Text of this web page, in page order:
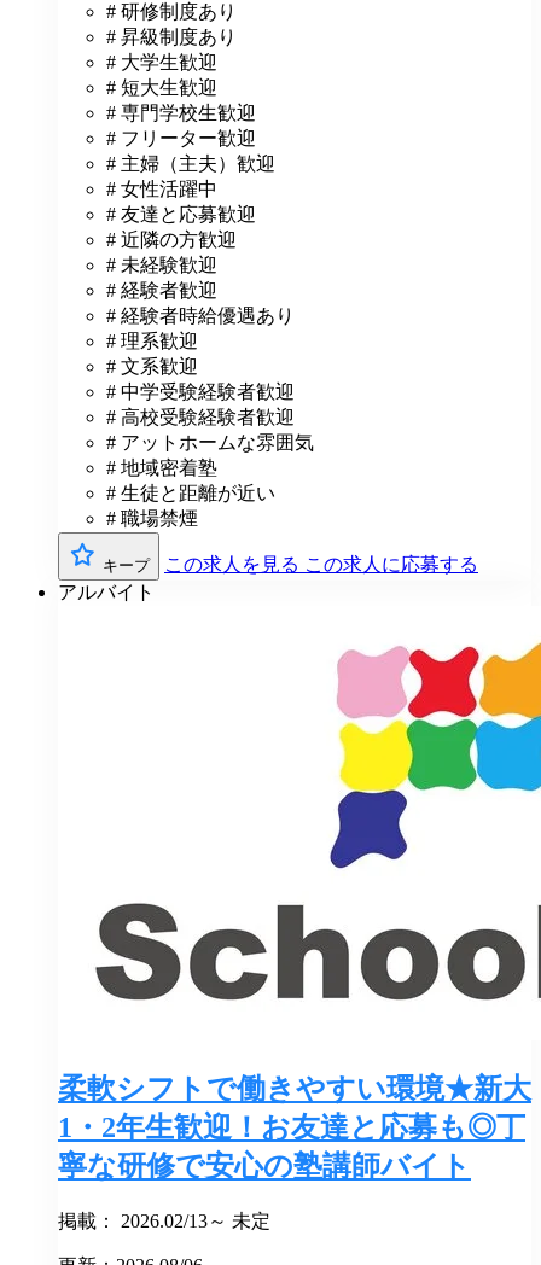
# 研修制度あり
# 昇級制度あり
# 大学生歓迎
# 短大生歓迎
# 専門学校生歓迎
# フリーター歓迎
# 主婦（主夫）歓迎
# 女性活躍中
# 友達と応募歓迎
# 近隣の方歓迎
# 未経験歓迎
# 経験者歓迎
# 経験者時給優遇あり
# 理系歓迎
# 文系歓迎
# 中学受験経験者歓迎
# 高校受験経験者歓迎
# アットホームな雰囲気
# 地域密着塾
# 生徒と距離が近い
# 職場禁煙
キープ この求人を見る この求人に応募する
アルバイト
柔軟シフトで働きやすい環境★新大
1・2年生歓迎！お友達と応募も◎丁
寧な研修で安心の塾講師バイト
掲載： 2026.02/13～ 未定